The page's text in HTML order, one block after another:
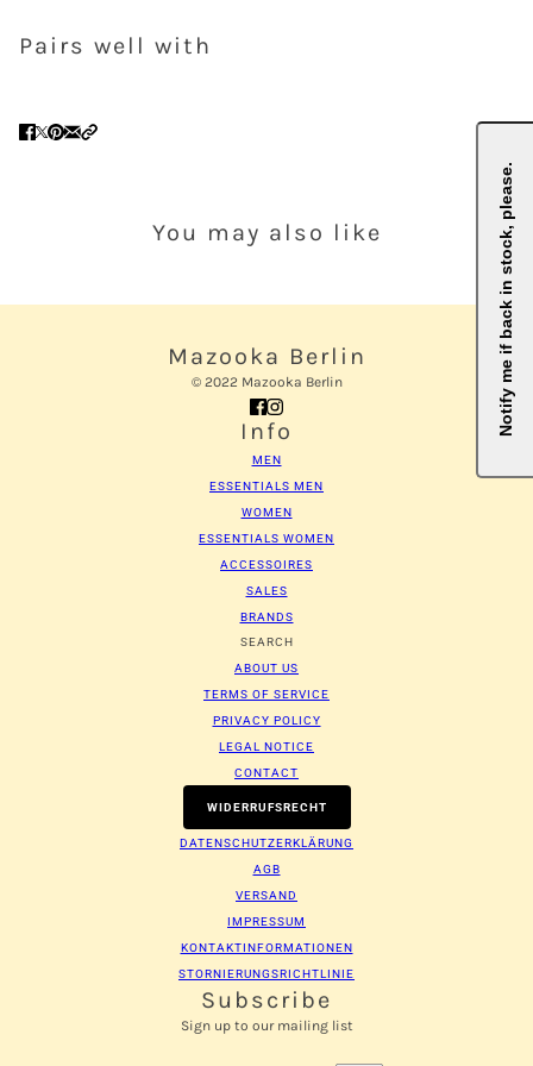
Pairs well with
You may also like
Mazooka Berlin
© 2022 Mazooka Berlin
Info
MEN
ESSENTIALS MEN
WOMEN
ESSENTIALS WOMEN
ACCESSOIRES
SALES
BRANDS
SEARCH
ABOUT US
TERMS OF SERVICE
PRIVACY POLICY
LEGAL NOTICE
CONTACT
WIDERRUFSRECHT
DATENSCHUTZERKLÄRUNG
AGB
VERSAND
IMPRESSUM
KONTAKTINFORMATIONEN
STORNIERUNGSRICHTLINIE
Subscribe
Sign up to our mailing list
Notify me if back in stock, please.
Anmeldung erforderlich
Melden Sie sich bei Ihrem Konto an, um Produkte zu
Ihrer Wunschliste hinzuzufügen und Ihre zuvor
gespeicherten Artikel anzuzeigen.
Login